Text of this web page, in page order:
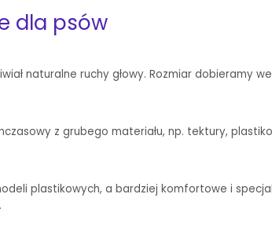
dla psów
naturalne ruchy głowy. Rozmiar
z grubego materiału, np. tektury,
plastikowych, a bardziej komfortowe i